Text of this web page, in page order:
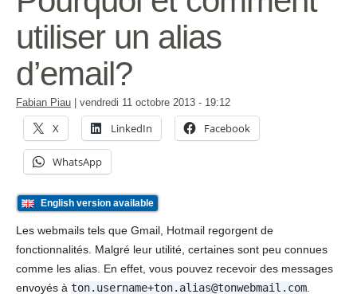
utiliser un alias
d’email?
Fabian Piau vendredi 11 octobre 2013 - 19:12
X LinkedIn Facebook
WhatsApp
English version available
Les webmails tels que Gmail, Hotmail regorgent de
fonctionnalités. Malgré leur utilité, certaines sont peu connues
comme les alias. En effet, vous pouvez recevoir des messages
envoyés à ton.username+ton.alias@tonwebmail.com